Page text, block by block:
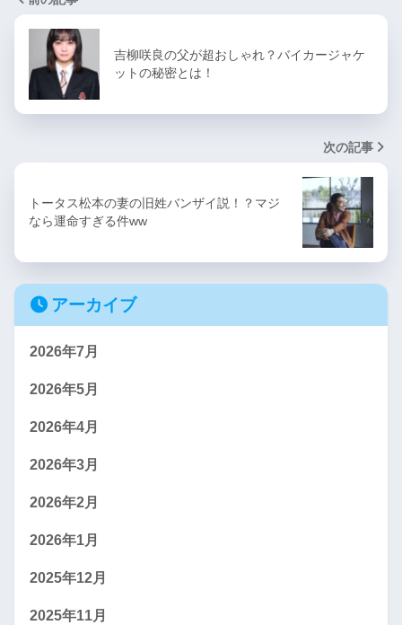
吉柳咲良の父が超おしゃれ？バイカージャケ
ットの秘密とは！
次の記事
トータス松本の妻の旧姓バンザイ説！？マジ
なら運命すぎる件ww
アーカイブ
2026年7月
2026年5月
2026年4月
2026年3月
2026年2月
2026年1月
2025年12月
2025年11月